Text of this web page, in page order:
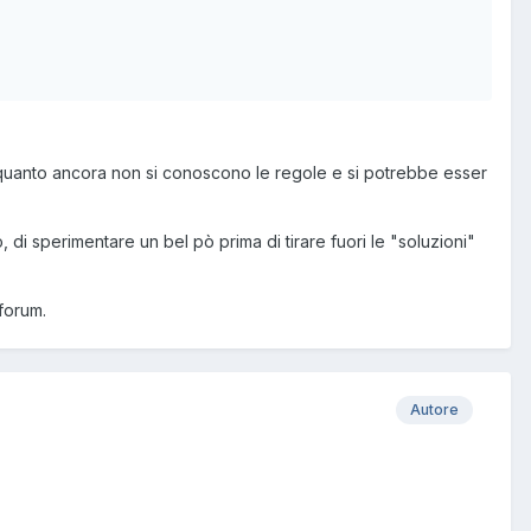
ancora non si conoscono le regole e si potrebbe esser
sperimentare un bel pò prima di tirare fuori le "soluzioni"
Autore